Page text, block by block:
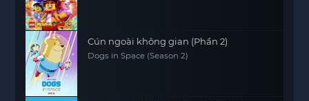
Cún ngoài không gian (Phần 2)
Dogs in Space (Season 2)